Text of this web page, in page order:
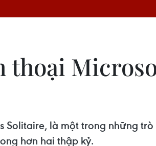
thoại
là một trong những
hơn hai thập kỷ.